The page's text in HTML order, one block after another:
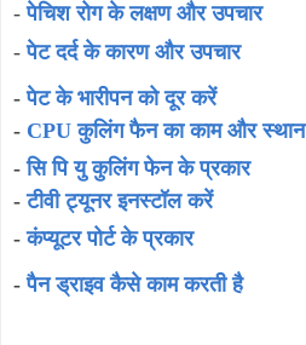
-पेचिश रोग के लक्षण और उपचार
-पेट दर्द के कारण और उपचार
-पेट के भारीपन को दूर करें
- CPU कुलिंग फैन का काम और स्थान
-सि पि यु कुलिंग फेन के प्रकार
-टीवी ट्यूनर इनस्टॉल करें
-कंप्यूटर पोर्ट के प्रकार
-पैन ड्राइव कैसे काम करती है